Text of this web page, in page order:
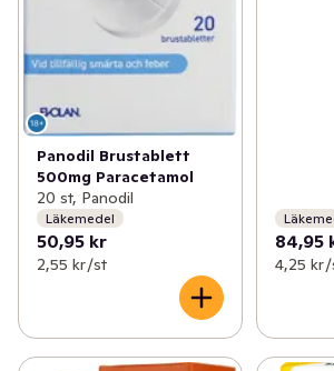
Panodil Brustablett
500mg Paracetamol
20 st, Panodil
Läkemedel
50,95 kr
2,55 kr /st
84,95
4,25 kr